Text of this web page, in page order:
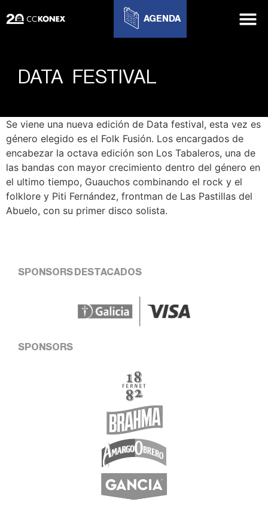
AGENDA
DATA FESTIVAL
Se viene una nueva edición de Data festival, esta vez es
género elegido es el Folk Fusión. Los encargados de
encabezar la octava edición son Los Tabaleros, una de
las bandas con mayor crecimiento dentro del género en
el ultimo tiempo, Guauchos combinando el rock y el
folklore y Piti Fernández, frontman de Las Pastillas del
Abuelo, con su primer disco solista.
SPONSORS DESTACADOS
SPONSORS